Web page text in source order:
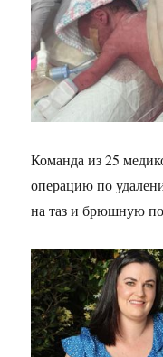
Команда из 25
операцию по
на таз и брюшную